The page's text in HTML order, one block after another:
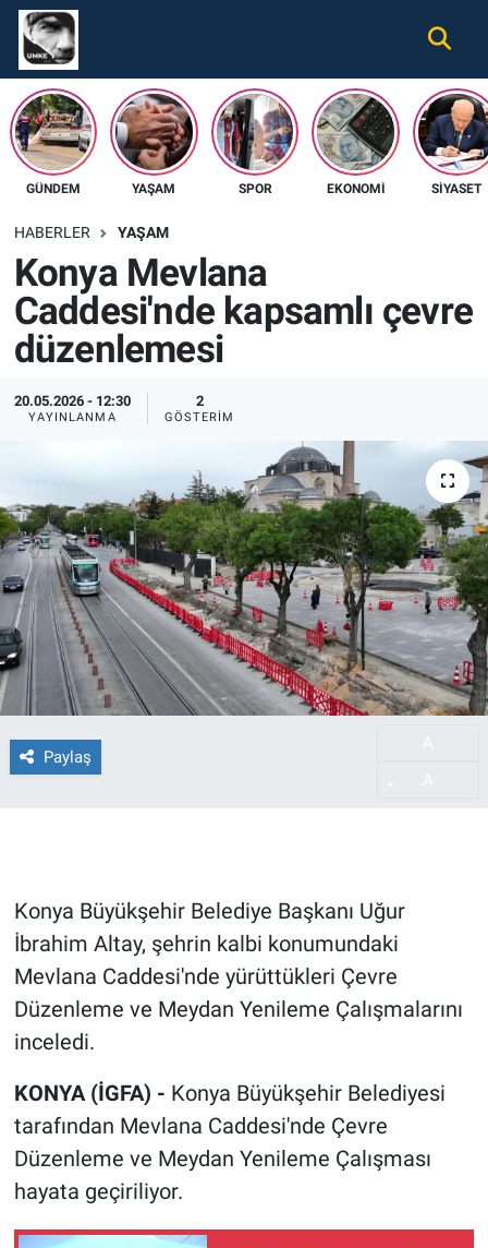
GÜNDEM YAŞAM SPOR EKONOMI SIYASET
HABERLER YAŞAM
Konya Mevlana
Caddesi'nde kapsamlı çevre
düzenlemesi
20.05.2026 - 12:30
YAYINLANMA
2
GÖSTERIM
Paylaş
Konya Büyükşehir Belediye Başkanı Uğur
İbrahim Altay, şehrin kalbi konumundaki
Mevlana Caddesi'nde yürüttükleri Çevre
Düzenleme ve Meydan Yenileme Çalışmalarını
inceledi.
KONYA (İGFA) - Konya Büyükşehir Belediyesi
tarafından Mevlana Caddesi'nde Çevre
Düzenleme ve Meydan Yenileme Çalışması
hayata geçiriliyor.
Gündem
Ekonomi
Spor
Tüm Haberler
İletişim
Künye
Nöbetçi Eczaneler
Hava Durumu
Namaz Vakitleri
Süper Lig Puan Durumu ve Fikstür
Tüm Manşetler
Son Dakika Haberleri